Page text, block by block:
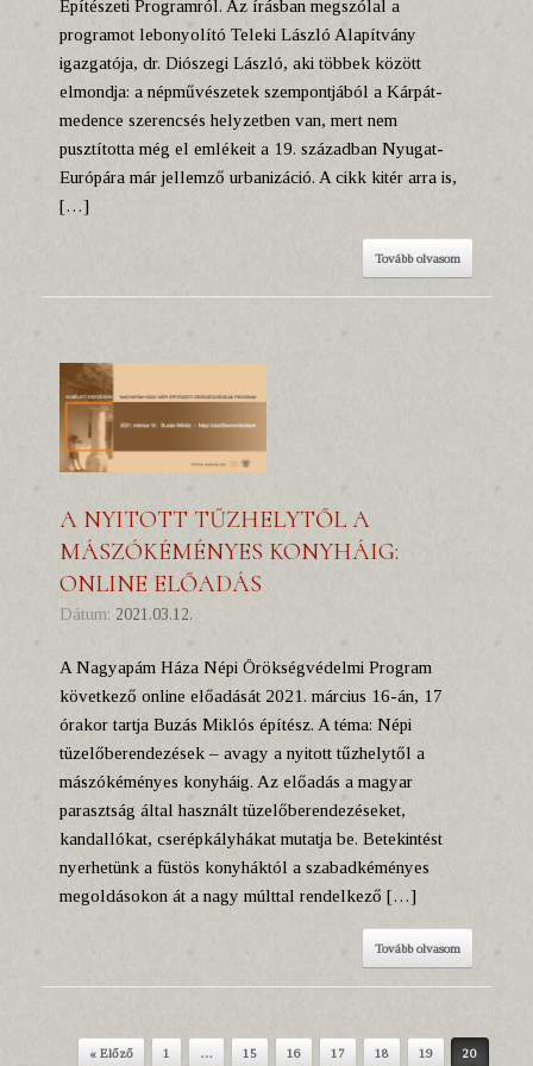
Építészeti Programról. Az írásban megszólal a
programot lebonyolító Teleki László Alapítvány
igazgatója, dr. Diószegi László, aki többek között
elmondja: a népművészetek szempontjából a Kárpát-
medence szerencsés helyzetben van, mert nem
pusztította még el emlékeit a 19. században Nyugat-
Európára már jellemző urbanizáció. A cikk kitér arra is,
[…]
Tovább olvasom
A NYITOTT TŰZHELYTŐL A
MÁSZÓKÉMÉNYES KONYHÁIG:
ONLINE ELŐADÁS
Dátum: 2021.03.12.
A Nagyapám Háza Népi Örökségvédelmi Program
következő online előadását 2021. március 16-án, 17
órakor tartja Buzás Miklós építész. A téma: Népi
tüzelőberendezések – avagy a nyitott tűzhelytől a
mászókéményes konyháig. Az előadás a magyar
parasztság által használt tüzelőberendezéseket,
kandallókat, cserépkályhákat mutatja be. Betekintést
nyerhetünk a füstös konyháktól a szabadkéményes
megoldásokon át a nagy múlttal rendelkező […]
Tovább olvasom
« Előző 1 … 15 16 17 18 19 20